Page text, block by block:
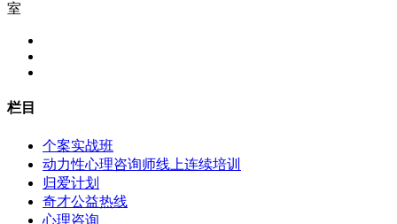
室
栏目
个案实战班
动力性心理咨询师线上连续培训
归爱计划
奇才公益热线
心理咨询